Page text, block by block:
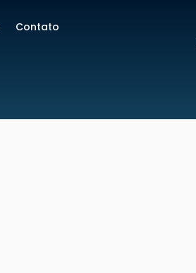
Contato